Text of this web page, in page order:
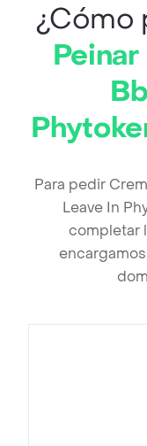
¿Cómo
Para pedir
Leave In
completar